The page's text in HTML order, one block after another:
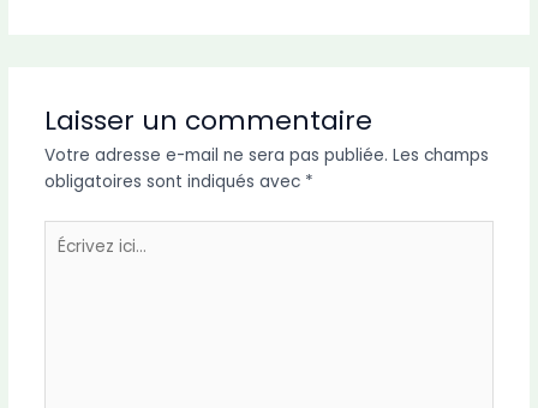
Laisser un commentaire
Votre adresse e-mail ne sera pas publiée. Les champs
obligatoires sont indiqués avec *
Écrivez
ici…